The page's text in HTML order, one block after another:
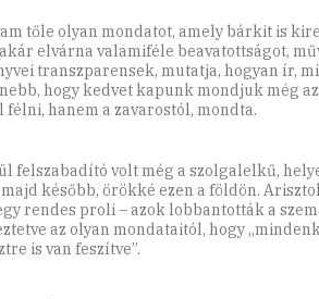
tőle olyan mondatot, amely bárkit is
elvárna valamiféle beavatottságot,
transzparensek, mutatja, hogyan ír,
hogy kedvet kapunk mondjuk még az
hanem a zavarostól, mondta.
felszabadító volt még a szolgalelkű,
később, örökké ezen a földön.
rendes proli – azok lobbantották a
az olyan mondataitól, hogy
is van feszítve”.